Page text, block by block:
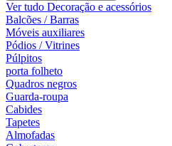
Ver tudo Decoração e acessórios
Balcões / Barras
Móveis auxiliares
Pódios / Vitrines
Púlpitos
porta folheto
Quadros negros
Guarda-roupa
Cabides
Tapetes
Almofadas